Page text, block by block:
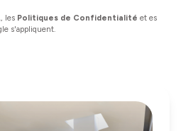
les Politiques de Confidentialité et es
s'appliquent.